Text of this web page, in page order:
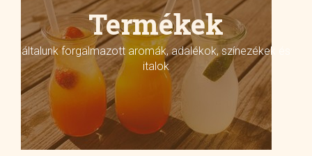
Termékek
általunk forgalmazott aromák, adalékok, színezékek és
italok